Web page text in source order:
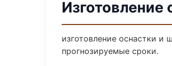
изготовление оснастки и
прогнозируемые сроки.